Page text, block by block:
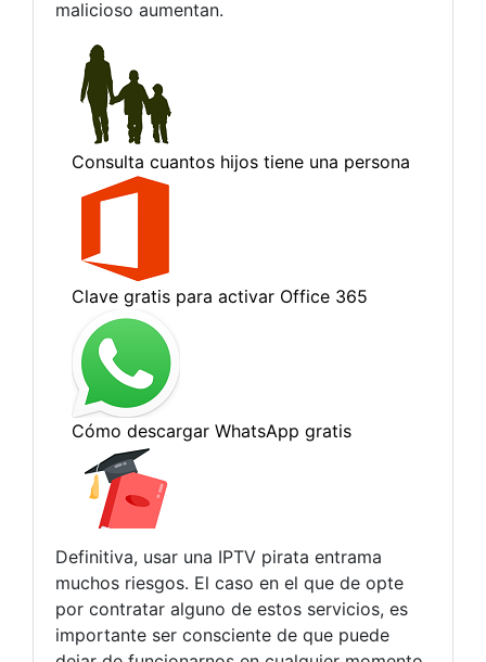
malicioso aumentan.
Definitiva, usar una IPTV pirata entrama
muchos riesgos. El caso en el que de opte
por contratar alguno de estos servicios, es
importante ser consciente de que puede